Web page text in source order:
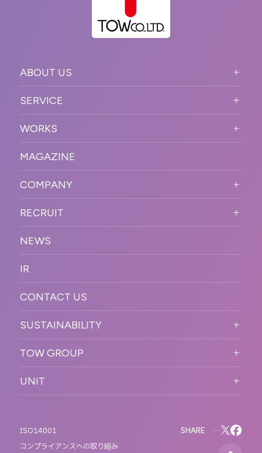
ABOUT US
PURPOSE
VISION
OUR DNA
SERVICE
STRONG POINT
BUSINESS DOMAIN
SOLUTION
WORKFLOW
WORKS
オンラインイベント
SNSプロモーション
プラットフォーム販
促
デジタル制作・映像
制作
PR
カンファレンス・展示会・アワ
ESPORTS・ゲームプロモーシ
MAGAZINE
COMPANY
COMPANY INFORMATION
MESSAGE
OFFICER
ACCESS
ORGANIZATION CHART
HISTORY
RECRUIT
新卒採用
キャリア採用
NEWS
IR
CONTACT US
SUSTAINABILITY
サステナビリティ
TOW GROUP
MOTTO
BLUES MOBILE
UNIT
ISO14001
コンプライアンスへの取り組み
SHARE